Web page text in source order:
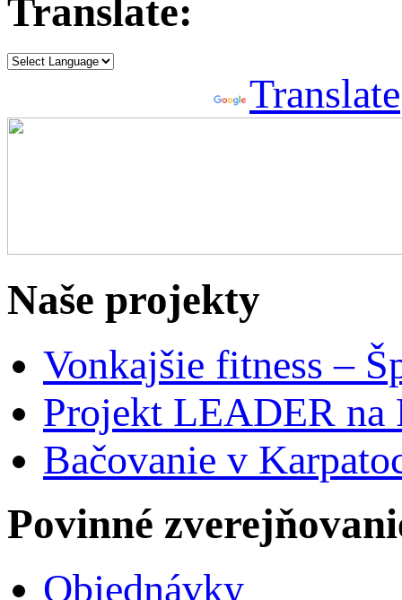
Translate:
Translate
Naše projekty
Vonkajšie fitness –
Projekt LEADER na
Bačovanie v
Povinné
Objednávky